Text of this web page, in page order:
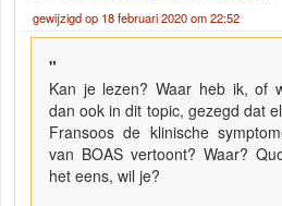
gewijzigd op 18 februari 2020 om 22:52
"
Kan je lezen? Waar heb ik, of
dan ook in dit topic, gezegd dat
Fransoos de klinische
van BOAS vertoont? Waar?
het eens, wil je?